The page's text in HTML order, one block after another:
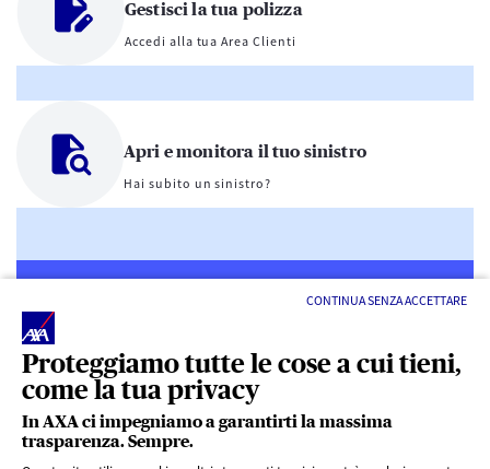
Proteggiamo tutte le cose a cui tieni,
come la tua privacy
In AXA ci impegniamo a garantirti la massima
trasparenza. Sempre.
CONTINUA SENZA ACCETTARE
Gestisci la tua polizza
Accedi alla tua Area Clienti
Apri e monitora il tuo sinistro
Hai subito un sinistro?
LINK UTILI
ACCESSO VELOCE